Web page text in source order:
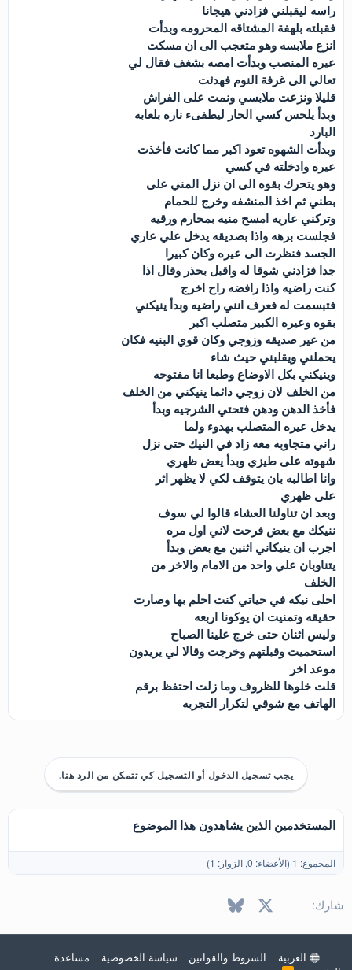
راسه ليقبلني فزادني هيجانا
فقبلته بلهفة المشتاقه المحرومه وبدأت
انزع ملابسه وهو متعجب الى ان مسكت
عيره المنصب وبدأت امصه بشغف فقال لي
تعالي الى غرفة النوم فهدئت
قليلا ونزعت ملابسي ونمت على الفراش
وبدأ يلحس كسي الحار ليطفىء ناره بلعابه
البارد
وبدأت الشهوه تعود اكبر مما كانت فأخذت
عيره وادخلته في كسي
وهو يتحرك بقوه الى ان نزل المني على
بطني ثم اخذ المنشفه وخرج للحمام
وتركني عاريه امسح منيه بمحارم ورقيه
فجلست برهه واذا بصديقه يدخل علي عاري
الجسد فنظرت الى عيره وكان كبيرا
جدا فزادني شوقا له واقبل بحذر وقال اذا
كنت راضيه واذا رافضه راح اخرج
فتبسمت له فعرف انني راضيه وبدأ ينيكني
بقوه وعيره الكبير متصلب اكبر
من عير صديقه وزوجي وكان قوي البنيه فكان
يحملني ويقلبني حيث شاء
وينيكني بكل الاوضاع وطبعا انا مفتوحه
من الخلف لان زوجي دائما ينيكني من الخلف
فأخذ الدهن ودهن فتحتي الشرجيه وبدأ
يدخل عيره المتصلب بهدوء ولما
راني متجاوبه معه زاد في النيك حتى نزل
شهوته على طيزي وبدأ يعض ظهري
وانا اطالبه بان يتوقف لكي لا يظهر اثر
على ظهري
وبعد ان تناولنا العشاء قالوا لي سوف
ننيكك مع بعض فرحت لاني اول مره
اجرب ان ينيكاني اثنين مع بعض وبدأ
يتناوبان علي واحد من الامام والاخر من
الخلف
احلى نيكه في حياتي كنت احلم بها وصارت
حقيقه وتمنيت ان يوكونا اربعه
وليس اثنان حتى خرج علينا الصباح
استحميت وقبلتهم وخرجت وقالا لي يريدون
موعد اخر
قلت خلوها للظروف وما زلت احتفظ برقم
الهاتف مع شوقي لتكرار التجربه
يجب تسجيل الدخول أو التسجيل كي تتمكن من الرد هنا.
المستخدمين الذين يشاهدون هذا الموضوع
المجموع: 1 (الأعضاء: 0, الزوار: 1)
شارك: فيسبوك Bluesky
العربية الشروط والقوانين سياسة الخصوصية
مساعدة